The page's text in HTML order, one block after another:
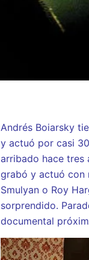
Andrés Boiarsky
y actuó por casi
arribado hace tres
grabó y actuó con
Smulyan o Roy
sorprendido.
documental